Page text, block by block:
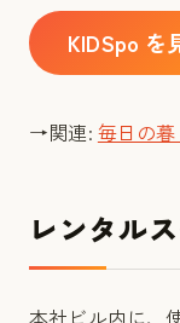
KIDSpo を
→関連: 毎日の
レンタル
本社ビル内に、